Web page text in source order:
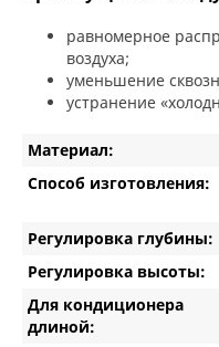
равномерное
воздуха;
уменьшение
устранение
Материал:
Способ изготовления:
Регулировка глубины:
Регулировка высоты:
Для кондиционера
длиной: